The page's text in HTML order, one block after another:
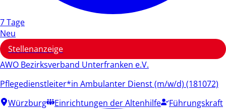
7 Tage
Neu
Stellenanzeige
AWO Bezirksverband Unterfranken e.V.
Pflegedienstleiter*in Ambulanter Dienst (m/w/d) (181072)
Würzburg
Einrichtungen der Altenhilfe Führungskraft